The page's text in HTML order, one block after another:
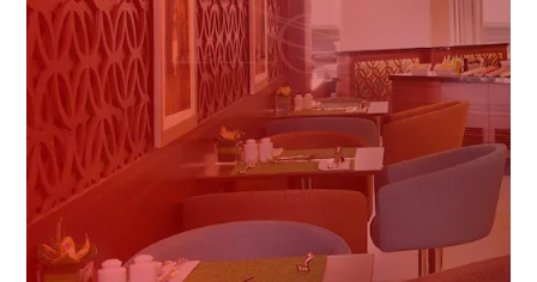
مهمترین سوالاتی که درباره هتل
باید بدانید